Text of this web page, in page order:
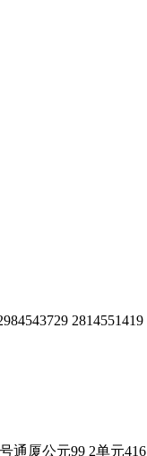
2814551419
通厦公元99 2单元416